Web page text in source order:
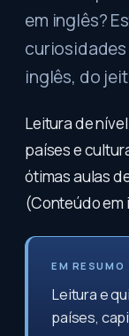
em inglês?
inglês, do
Leitura de
países e
ótimas aulas
(Conteúdo em
EM RESUMO
Leitura e
países,